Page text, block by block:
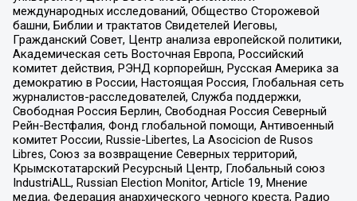
международных исследований, Общество Сторожевой
башни, Библии и трактатов Свидетелей Иеговы,
Гражданский Совет, Центр анализа европейской политики,
Академическая сеть Восточная Европа, Российский
комитет действия, РЭНД корпорейшн, Русская Америка за
демократию в России, Настоящая Россия, Глобальная сеть
журналистов-расследователей, Служба поддержки,
Свободная Россия Берлин, Свободная Россия Северный
Рейн-Вестфалия, Фонд глобальной помощи, Антивоенный
комитет России, Russie-Libertes, La Asocicion de Rusos
Libres, Союз за возвращение Северных территорий,
Крымскотатарский Ресурсный Центр, Глобальный союз
IndustriALL, Russian Election Monitor, Article 19, Мнение
медиа, Федерация анархического черного креста, Радио